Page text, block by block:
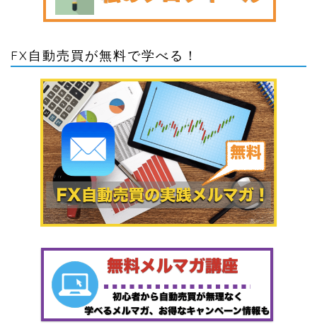
FX自動売買が無料で学べる！